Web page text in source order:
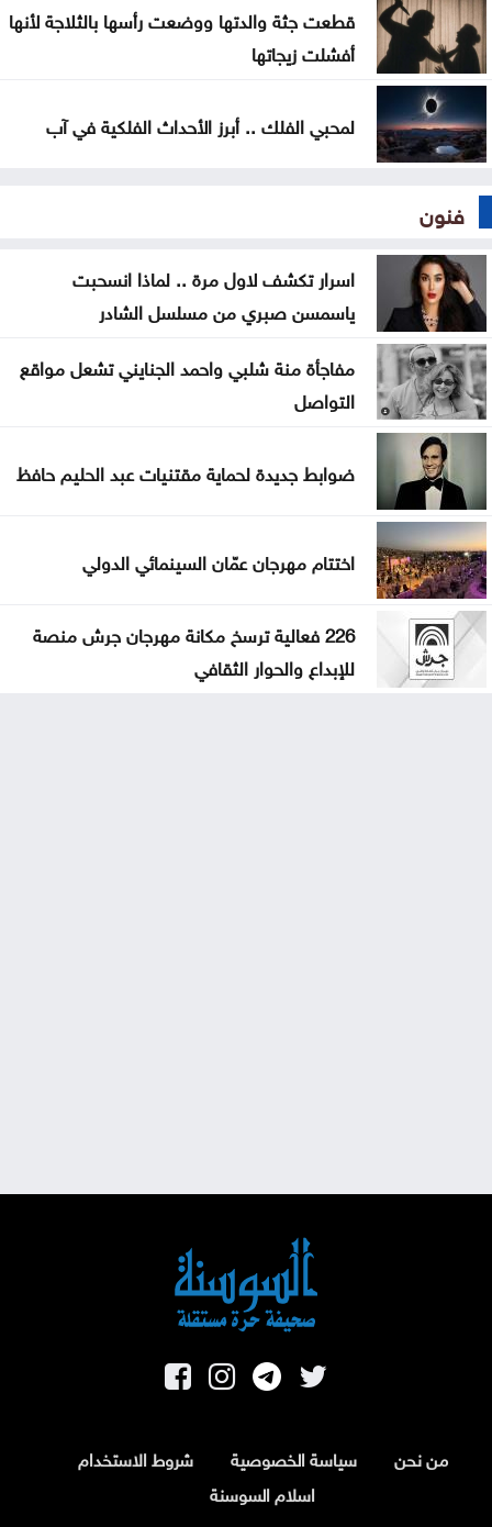
قطعت جثة والدتها ووضعت رأسها بالثلاجة لأنها
أفشلت زيجاتها
لمحبي الفلك .. أبرز الأحداث الفلكية في آب
فنون
اسرار تكشف لاول مرة .. لماذا انسحبت
ياسمسن صبري من مسلسل الشادر
مفاجأة منة شلبي واحمد الجنايني تشعل مواقع
التواصل
ضوابط جديدة لحماية مقتنيات عبد الحليم حافظ
اختتام مهرجان عمّان السينمائي الدولي
226 فعالية ترسخ مكانة مهرجان جرش منصة
للإبداع والحوار الثقافي
من نحن سياسة الخصوصية
شروط الاستخدام
اسلام السوسنة